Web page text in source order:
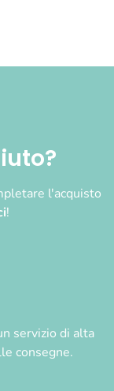
l'acquisto
!
servizio di alta
consegne.